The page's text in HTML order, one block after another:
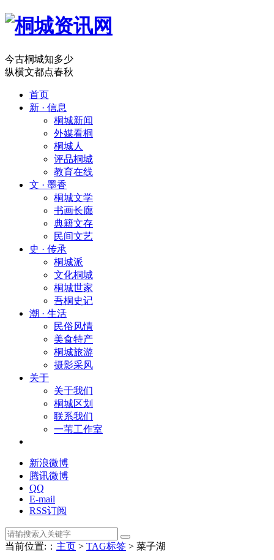
今古桐城知多少
纵横文都点春秋
首页
新 · 信息
桐城新闻
外媒看桐
桐城人
评品桐城
教育在线
文 · 墨香
桐城文学
书画长廊
典籍文存
民间文艺
史 · 传承
桐城派
文化桐城
桐城世家
吾桐史记
潮 · 生活
民俗风情
美食特产
桐城旅游
摄影采风
关于
关于我们
桐城区划
联系我们
一苇工作室
新浪微博
腾讯微博
QQ
E-mail
RSS订阅
当前位置:： 主页 > TAG标签 > 菜子湖